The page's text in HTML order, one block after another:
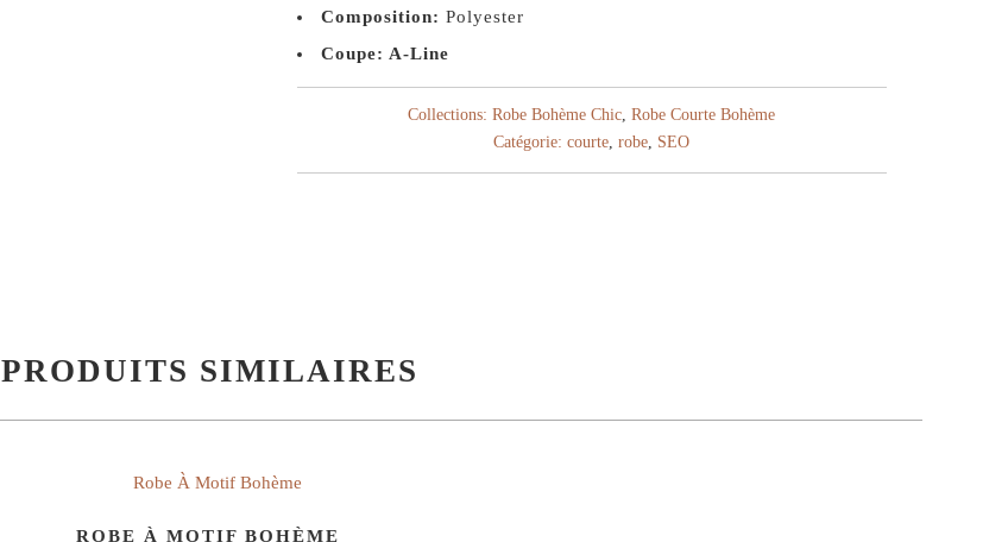
Composition: Polyester
Coupe: A-Line
Collections: Robe Bohème Chic,Robe Courte Bohème
Catégorie: courte, robe, SEO
PRODUITS SIMILAIRES
ROBE À MOTIF BOHÈME